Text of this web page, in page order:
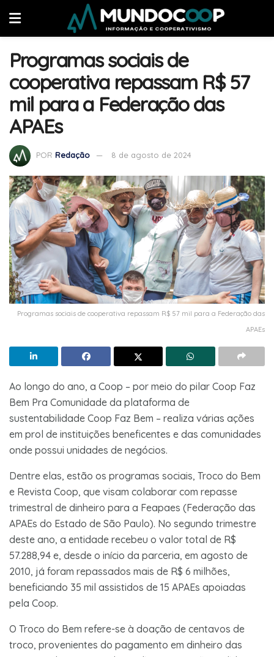
Programas sociais de
cooperativa repassam R$ 57
mil para a Federação das
APAEs
POR Redação 8 de agosto de 2024
Programas sociais de cooperativa repassam R$ 57 mil para a Federação das
APAEs
Ao longo do ano, a Coop – por meio do pilar Coop Faz
Bem Pra Comunidade da plataforma de
sustentabilidade Coop Faz Bem – realiza várias ações
em prol de instituições beneficentes e das comunidades
onde possui unidades de negócios.
Dentre elas, estão os programas sociais, Troco do Bem
e Revista Coop, que visam colaborar com repasse
trimestral de dinheiro para a Feapaes (Federação das
APAEs do Estado de São Paulo). No segundo trimestre
deste ano, a entidade recebeu o valor total de R$
57.288,94 e, desde o início da parceria, em agosto de
2010, já foram repassados mais de R$ 6 milhões,
beneficiando 35 mil assistidos de 15 APAEs apoiadas
pela Coop.
O Troco do Bem refere-se à doação de centavos de
troco, provenientes do pagamento em dinheiro das